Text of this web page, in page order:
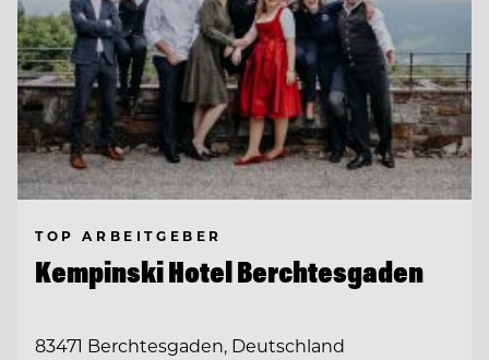
TOP ARBEITGEBER
Kempinski Hotel Berchtesgaden
83471 Berchtesgaden, Deutschland